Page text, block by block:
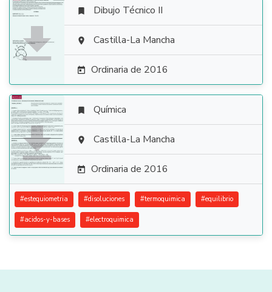

 Dibujo Técnico II
 Castilla-La Mancha
 Ordinaria de 2016

 Química
 Castilla-La Mancha
 Ordinaria de 2016
#estequiometria #disoluciones #termoquimica #equilibrio
#acidos-y-bases #electroquimica